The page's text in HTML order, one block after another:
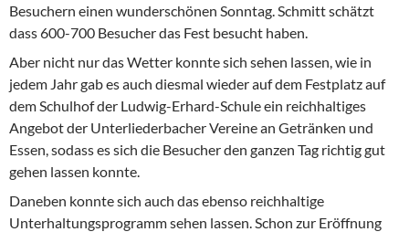
Besuchern einen wunderschönen Sonntag. Schmitt schätzt
dass 600-700 Besucher das Fest besucht haben.
Aber nicht nur das Wetter konnte sich sehen lassen, wie in
jedem Jahr gab es auch diesmal wieder auf dem Festplatz auf
dem Schulhof der Ludwig-Erhard-Schule ein reichhaltiges
Angebot der Unterliederbacher Vereine an Getränken und
Essen, sodass es sich die Besucher den ganzen Tag richtig gut
gehen lassen konnte.
Daneben konnte sich auch das ebenso reichhaltige
Unterhaltungsprogramm sehen lassen. Schon zur Eröffnung